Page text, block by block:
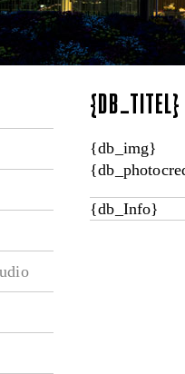
{DB_TITEL}
{db_img}
{db_Info}